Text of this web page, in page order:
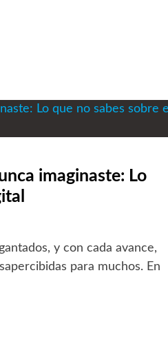
imaginaste: Lo
y con cada avance,
para muchos. En